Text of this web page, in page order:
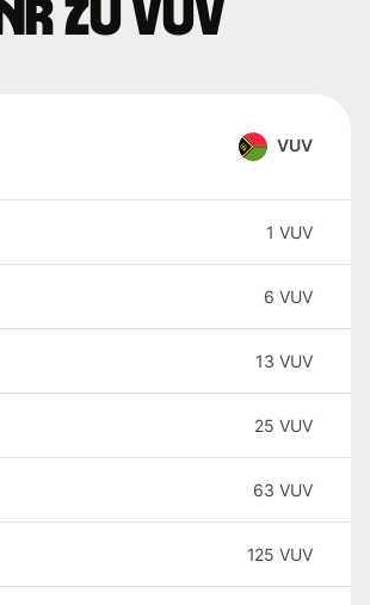
INR zu VUV
VUV
1 VUV
6 VUV
13 VUV
25 VUV
63 VUV
125 VUV